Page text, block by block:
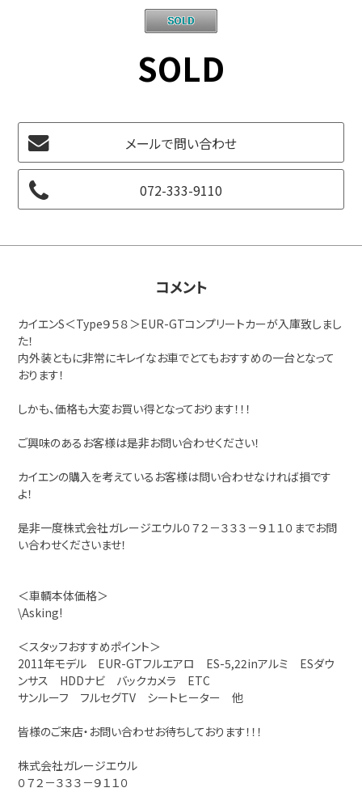
SOLD
メールで問い合わせ
072-333-9110
コメント
カイエンS＜Type９５８＞EUR-GTコンプリートカーが入庫致しまし
た！
内外装ともに非常にキレイなお車でとてもおすすめの一台となって
おります！
しかも、価格も大変お買い得となっております！！！
ご興味のあるお客様は是非お問い合わせください！
カイエンの購入を考えているお客様は問い合わせなければ損です
よ！
是非一度株式会社ガレージエウル０７２－３３３－９１１０までお問
い合わせくださいませ！
＜車輌本体価格＞
\Asking!
＜スタッフおすすめポイント＞
2011年モデル EUR-GTフルエアロ ES-5,22inアルミ ESダウ
ンサス HDDナビ バックカメラ ETC
サンルーフ フルセグTV シートヒーター 他
皆様のご来店・お問い合わせお待ちしております！！！
株式会社ガレージエウル
０７２－３３３－９１１０